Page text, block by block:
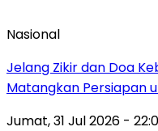
Nasional
Jelang Zikir dan Doa
Matangkan Persiapan
Jumat, 31 Jul 2026 -